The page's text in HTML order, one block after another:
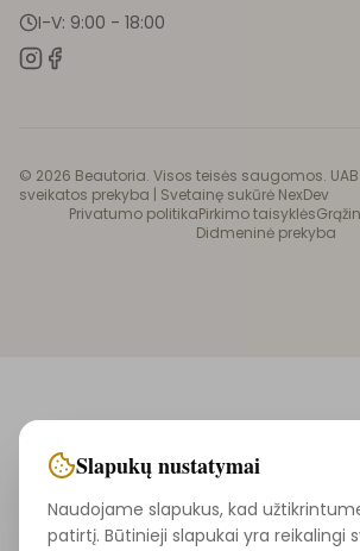
I-V: 9:00 - 18:00
© 2026 Beautoria. Visos teisės saugomos.
sveikatos prekyba | Svetainę sukūrė NexDev
Privatumo politikaPirkimo taisyklės
Didmeninė prekyba
Slapukų nustatymai
Naudojame slapukus, kad
patirtį. Būtinieji slapukai yra reikalingi